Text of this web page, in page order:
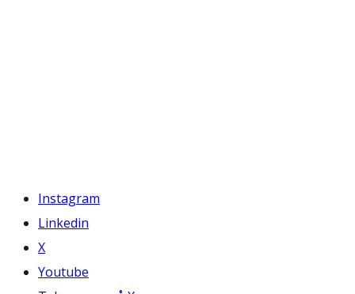
Instagram
Linkedin
X
Youtube